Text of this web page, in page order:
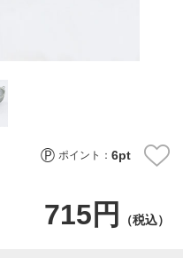
ポイント：6pt
715円 （税込）